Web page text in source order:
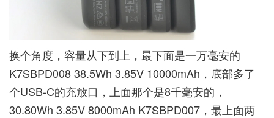
换个角度，容量从下到上，最下面是一万毫安的
K7SBPD008 38.5Wh 3.85V 10000mAh，底部多了
个USB-C的充放口，上面那个是8千毫安的，
30.80Wh 3.85V 8000mAh K7SBPD007，最上面两